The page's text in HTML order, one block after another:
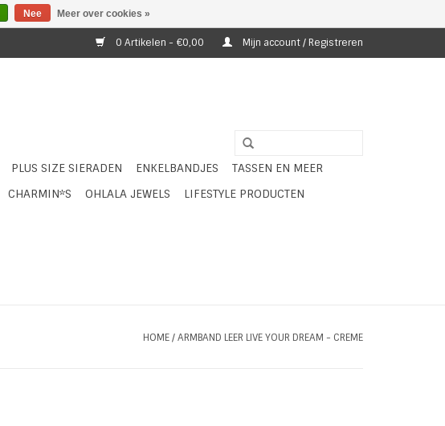
0 Artikelen - €0,00 Mijn account / Registreren
PLUS SIZE SIERADEN ENKELBANDJES
TASSEN EN MEER
CHARMIN*S OHLALA JEWELS
LIFESTYLE PRODUCTEN
HOME/ARMBAND LEER LIVE YOUR DREAM - CREME
Nee Meer over cookies »